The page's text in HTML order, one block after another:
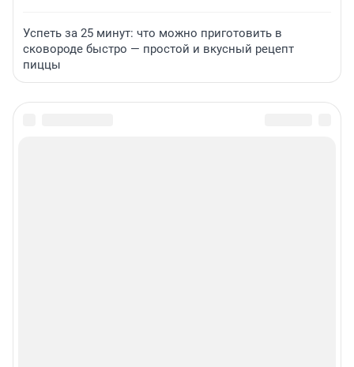
Успеть за 25 минут: что можно приготовить в
сковороде быстро — простой и вкусный рецепт
пиццы